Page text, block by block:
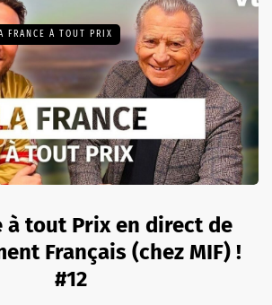
FRANCE À TOUT PRIX
à tout Prix en direct de
Français (chez MIF) !
#12